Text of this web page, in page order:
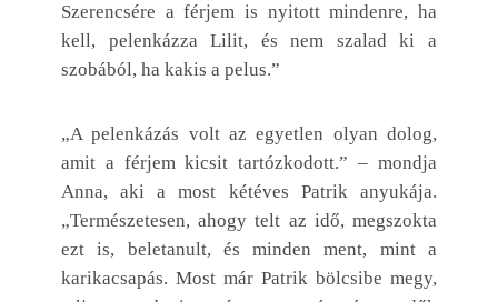
Szerencsére a férjem is nyitott mindenre, ha
kell, pelenkázza Lilit, és nem szalad ki a
szobából, ha kakis a pelus.”
„A pelenkázás volt az egyetlen olyan dolog,
amit a férjem kicsit tartózkodott.” – mondja
Anna, aki a most kétéves Patrik anyukája.
„Természetesen, ahogy telt az idő, megszokta
ezt is, beletanult, és minden ment, mint a
karikacsapás. Most már Patrik bölcsibe megy,